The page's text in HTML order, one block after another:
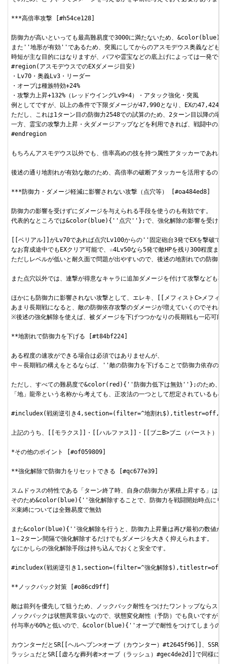
***高倍率攻撃 [#h54ce128]
防御力が高いといっても最高難易度で3000に満たないため、
また''地形が有効''であるため、突風にしてからのアスモデウス奥義なども通
時短が主な目的にはなりますが、バフや霊宝などの底上げによっては一発で倒
#region(アスモデウスでのEXダメージ目安)
・Lv70・奥義Lv3・リーダー
・オーブは種族特効+24%
・攻撃力上昇+132%（レッドウイングLv9×4）・アタック強化・突風
例としてですが、以上の条件で下限ダメージが47,990となり、EXの47,424を
ただし、これは1ターン目の防御力2548での試算のため、2ターン目以降の場
一方、霊宝の攻撃力上昇・火ダメージアップなどを利用できれば、戦闘中のバ
#endregion
もちろんアスモデウス以外でも、倍率高めの技を持つ属性アタッカーであれば
後述の通り地割れが有効な敵のため、高倍率の破断アタッカーを活用するのも
***防御力・ダメージ軽減に影響されない攻撃（点穴等） [#oa484ed8]
防御力の影響を受けずにダメージを与えられる手段を使うのも有効です。
代表的なところでは&color(blue){''点穴''};で、強化解除の影響を受けない
[[ベリアル]]がLv70であれば点穴Lv100からの''固定砲台3発でEXを撃破で
なお育成途中でもEXクリア可能で、☆4Lv50なら5発で敵HPを残り300程度まで
ただしレベルが低いと耐久面で問題が出やすいので、後述の地割れでの防御
また点穴以外では、連撃が得意なキャラに追加ダメージを付けて攻撃なども有
ほかにも防御力に影響されない攻撃として、エレキ、[[メフィストC>メフィ
あまり長期戦になると、敵の防御依存攻撃のダメージが増えていくのでそれほ
※後述の強化解除を使えば、被ダメージを下げつつかなりの長期戦も一応可能
**地割れで防御力を下げる [#t84bf224]
ある程度の速攻ができる場合は必須ではありませんが、
中～長期戦の構えをとるならば、''敵の防御力を下げることで防御力依存の
ただし、すべての難易度で&color(red){''防御力低下は無効''};のため、
「地」龍帝という名称から考えても、正攻法の一つとして想定されているもの
#includex(戦術逆引き4,section=(filter=^地割れ
上記のうち、[[モラクス]]・[[ハルファス]]・[[ブニB>ブニ（バースト）]]は
*その他のポイント [#of059809]
**強化解除で防御力をリセットできる [#qc677e39]
スムドゥスの特性である「ターン終了時、自身の防御力が累積上昇する」は
そのため&color(blue){''強化解除することで、防御力を戦闘開始時点にリ
※束縛については全難易度で無効
また&color(blue){''強化解除を行うと、防御力上昇量は再び最初の数値
1～2ターン間隔で強化解除するだけでもダメージを大きく抑えられます。
なにかしらの強化解除手段は持ち込んでおくと安全です。
#includex(戦術逆引き1,section=(filter=^強化解除
**ノックバック対策 [#o86cd9ff]
敵は前列を優先して狙うため、ノックバック耐性をつけたワントップならス
ノックバックは状態異常扱いなので、状態変化耐性（予防）でも良いですが、
付与率が60%と低いので、&color(blue){''オーブで耐性をつけてしまう
カウンターだとSR[[ヘルヘブン>オーブ（カウンター）#t2645f96]]、
ラッシュだとSR[[虚ろな葬列者>オーブ（ラッシュ）#gec4de2d]]で同様に無